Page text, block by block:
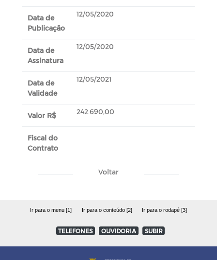
Data de
Publicação
12/05/2020
Data de
Assinatura
12/05/2020
Data de
Validade
12/05/2021
Valor R$ 242.690,00
Fiscal do
Contrato
Voltar
Ir para o menu [1] Ir para o conteúdo [2] Ir para o rodapé [3]
TELEFONES OUVIDORIA SUBIR